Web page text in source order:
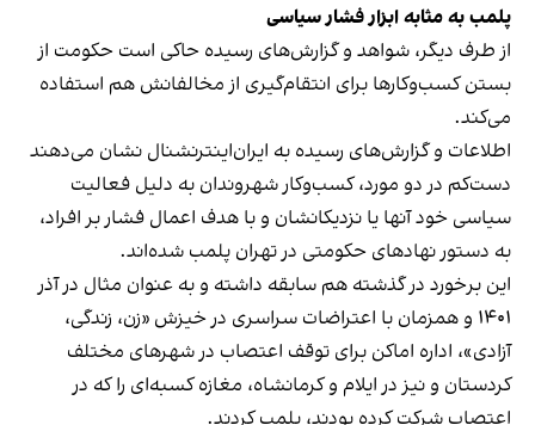
پلمب به مثابه ابزار فشار سیاسی
از طرف دیگر، شواهد و گزارش‌های رسیده حاکی است حکومت از
بستن کسب‌وکارها برای انتقام‌گیری از مخالفانش هم استفاده
می‌کند.
اطلاعات و گزارش‌های رسیده به ایران‌اینترنشنال نشان می‌دهند
دست‌کم در دو مورد، کسب‌وکار شهروندان به دلیل فعالیت
سیاسی خود آنها یا نزدیکانشان و با هدف اعمال فشار بر افراد،
به دستور نهادهای حکومتی در تهران پلمب شده‌اند.
این برخورد در گذشته هم سابقه داشته و به عنوان مثال در آذر
۱۴۰۱ و همزمان با اعتراضات سراسری در خیزش «زن، زندگی،
آزادی»، اداره اماکن برای توقف اعتصاب در شهرهای مختلف
کردستان و نیز در ایلام و کرمانشاه، مغازه کسبه‌ای را که در
اعتصاب شرکت کرده بودند، پلمب کردند.